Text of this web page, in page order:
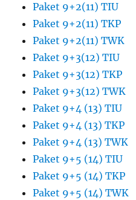
Paket 9+2(11) TIU
Paket 9+2(11) TKP
Paket 9+2(11) TWK
Paket 9+3(12) TIU
Paket 9+3(12) TKP
Paket 9+3(12) TWK
Paket 9+4 (13) TIU
Paket 9+4 (13) TKP
Paket 9+4 (13) TWK
Paket 9+5 (14) TIU
Paket 9+5 (14) TKP
Paket 9+5 (14) TWK